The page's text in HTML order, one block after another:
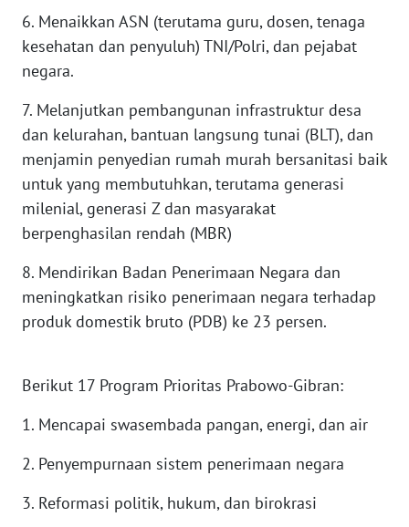
6. Menaikkan ASN (terutama guru, dosen, tenaga
kesehatan dan penyuluh) TNI/Polri, dan pejabat
negara.
7. Melanjutkan pembangunan infrastruktur desa
dan kelurahan, bantuan langsung tunai (BLT), dan
menjamin penyedian rumah murah bersanitasi baik
untuk yang membutuhkan, terutama generasi
milenial, generasi Z dan masyarakat
berpenghasilan rendah (MBR)
8. Mendirikan Badan Penerimaan Negara dan
meningkatkan risiko penerimaan negara terhadap
produk domestik bruto (PDB) ke 23 persen.
Berikut 17 Program Prioritas Prabowo-Gibran:
1. Mencapai swasembada pangan, energi, dan air
2. Penyempurnaan sistem penerimaan negara
3. Reformasi politik, hukum, dan birokrasi
WN
DANAU
WN
NIAS
WN
LANGKAT
TAPANULI
WN
WN
SIMALUNGUN